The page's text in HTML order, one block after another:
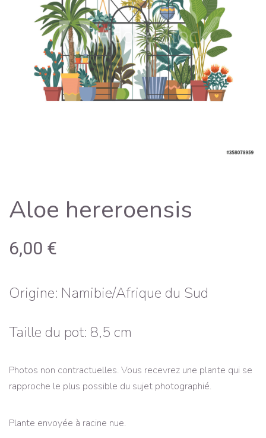
Aloe hereroensis
6,00 €
Origine: Namibie/Afrique du Sud
Taille du pot: 8,5 cm
Photos non contractuelles. Vous recevrez une plante qui se
rapproche le plus possible du sujet photographié.
Plante envoyée à racine nue.